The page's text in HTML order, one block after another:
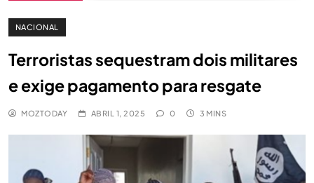
NACIONAL
Terroristas sequestram dois militares
e exige pagamento para resgate
MOZTODAY ABRIL 1, 2025 0 3 MINS